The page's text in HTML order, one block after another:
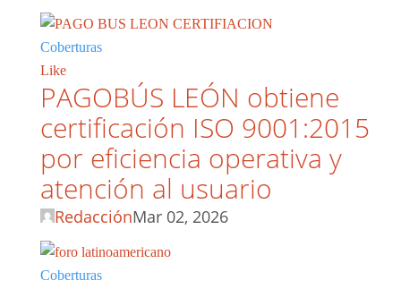
Coberturas
Like
PAGOBÚS LEÓN obtiene
certificación ISO 9001:2015
por eficiencia operativa y
atención al usuario
RedacciónMar 02, 2026
Coberturas